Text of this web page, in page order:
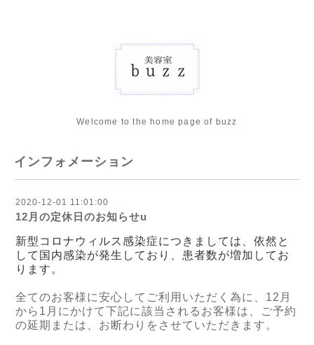
Welcome to the home page of buzz
インフォメーション
2020-12-01 11:01:00
12月の定休日のお知らせu
新型コロナウィルス感染症につきましては、依然と
して国内感染が発生しており、患者数が増加してお
ります。
全てのお客様に安心してご利用いただく為に、12月
から1月にかけて下記に該当されるお客様は、ご予約
の延期または、お断わりをさせていただきます。